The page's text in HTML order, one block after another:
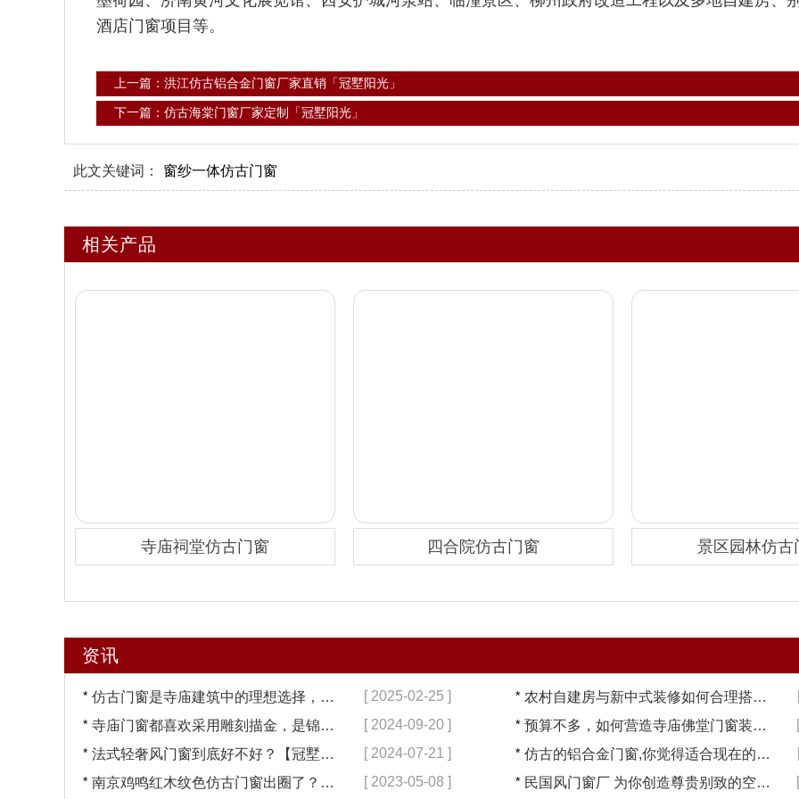
酒店门窗项目等。
上一篇：洪江仿古铝合金门窗厂家直销「冠墅阳光」
下一篇：仿古海棠门窗厂家定制「冠墅阳光」
此文关键词： 窗纱一体仿古门窗
相关产品
寺庙祠堂仿古门窗 四合院仿古门窗 景区园林仿古
资讯
* 仿古门窗是寺庙建筑中的理想选择，换一次用终生【冠墅阳光】 [ 2025-02-25 ] * 农村自建房与新中式装修如何合理搭配【冠墅阳光】
* 寺庙门窗都喜欢采用雕刻描金，是锦上添花吗？【冠墅阳光】 [ 2024-09-20 ] * 预算不多，如何营造寺庙佛堂门窗装修【冠墅阳光】
* 法式轻奢风门窗到底好不好？【冠墅阳光】 [ 2024-07-21 ] * 仿古的铝合金门窗,你觉得适合现在的装修吗?【冠墅阳光】
* 南京鸡鸣红木纹色仿古门窗出圈了？【冠墅阳光】 [ 2023-05-08 ] * 民国风门窗厂 为你创造尊贵别致的空间【冠墅阳光】